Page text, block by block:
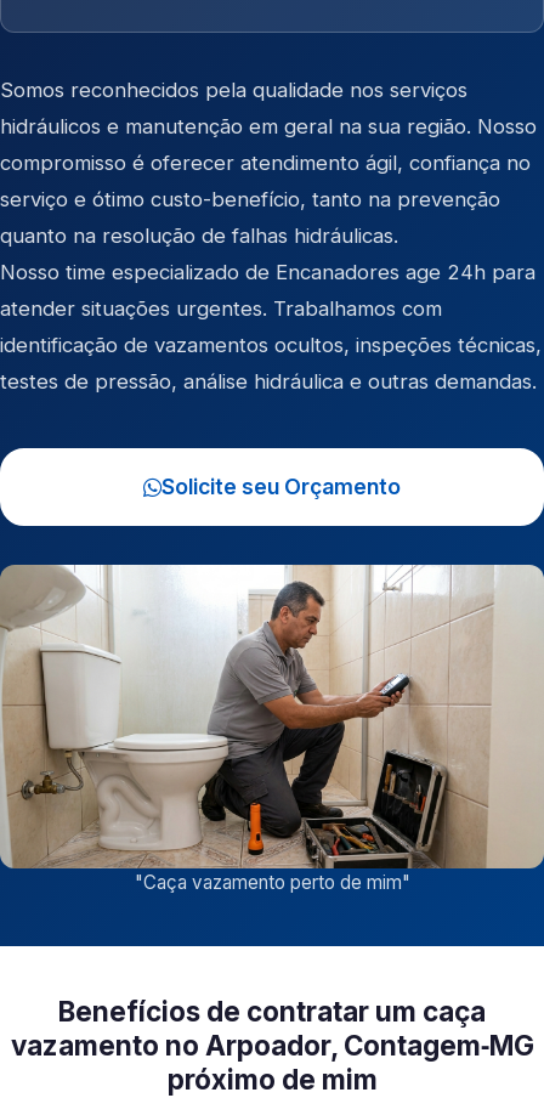
Somos reconhecidos pela qualidade nos serviços
hidráulicos e manutenção em geral na sua região. Nosso
compromisso é oferecer atendimento ágil, confiança no
serviço e ótimo custo-benefício, tanto na prevenção
quanto na resolução de falhas hidráulicas.
Nosso time especializado de Encanadores age 24h para
atender situações urgentes. Trabalhamos com
identificação de vazamentos ocultos, inspeções técnicas,
testes de pressão, análise hidráulica e outras demandas.
Solicite seu Orçamento
"Caça vazamento perto de mim"
Benefícios de contratar um caça
vazamento no Arpoador, Contagem‑MG
próximo de mim